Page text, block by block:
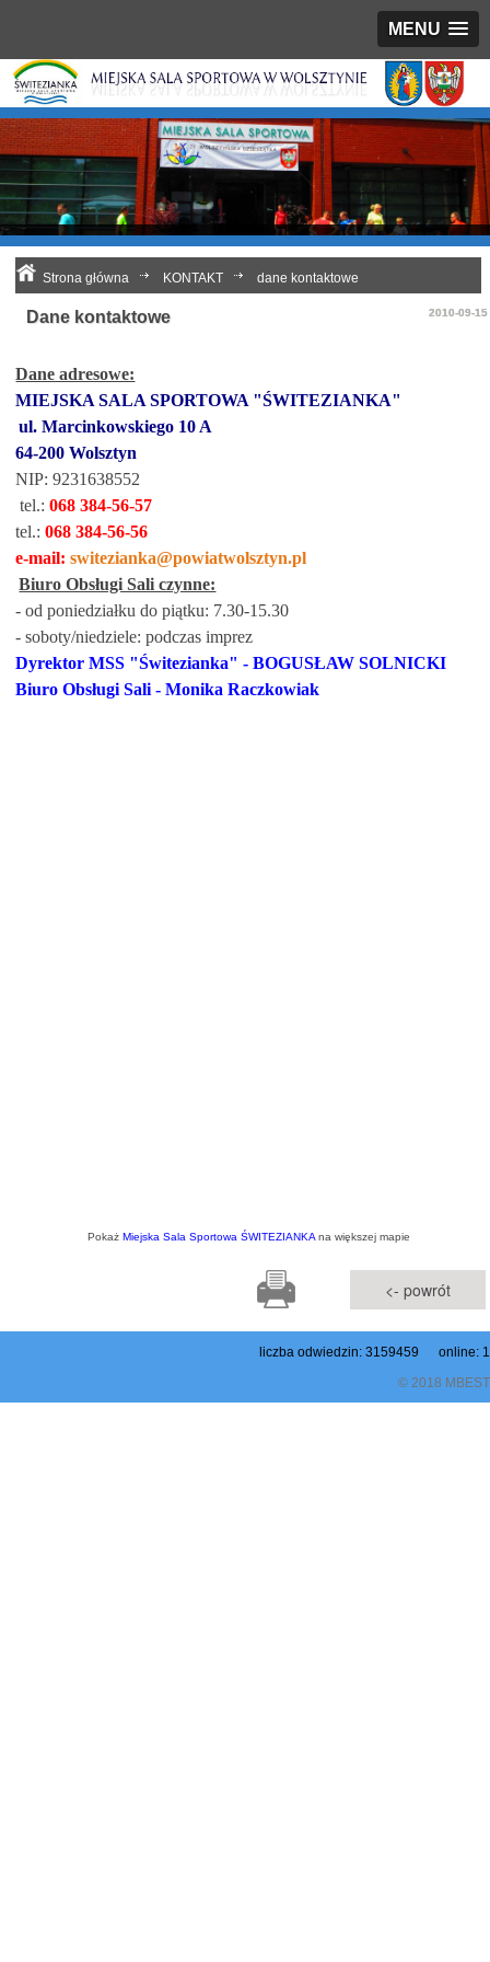
MENU
Strona główna KONTAKT dane kontaktowe
Dane kontaktowe 2010-09-15
Dane adresowe:
MIEJSKA SALA SPORTOWA "ŚWITEZIANKA"
ul. Marcinkowskiego 10 A
64-200 Wolsztyn
NIP: 9231638552
tel.:068 384-56-57
tel.:068 384-56-56
e-mail:switezianka@powiatwolsztyn.pl
Biuro Obsługi Sali czynne:
- od poniedziałku do piątku: 7.30-15.30
- soboty/niedziele: podczas imprez
Dyrektor MSS "Świtezianka" - BOGUSŁAW SOLNICKI
Biuro Obsługi Sali - Monika Raczkowiak
Pokaż Miejska Sala Sportowa ŚWITEZIANKAna większej mapie
<- powrót
liczba odwiedzin: 3159459 online: 1
© 2018 MBEST